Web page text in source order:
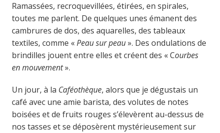
Ramassées, recroquevillées, étirées, en spirales,
toutes me parlent. De quelques unes émanent des
cambrures de dos, des aquarelles, des tableaux
textiles, comme «Peau sur peau». Des ondulations de
brindilles jouent entre elles et créent des « Courbes
en mouvement».
Un jour, à la Caféothèque, alors que je dégustais un
café avec une amie barista, des volutes de notes
boisées et de fruits rouges s’élevèrent au-dessus de
nos tasses et se déposèrent mystérieusement sur